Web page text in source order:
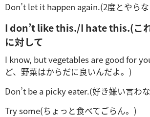
Don’t let it happen again.(2度とやら
I don’t like this./I hate this.(こ
に対して
I know, but vegetables are good for
ど、野菜はからだに良いんだよ。)
Don’t be a picky eater.(好き嫌い言わ
Try some(ちょっと食べてごらん。)